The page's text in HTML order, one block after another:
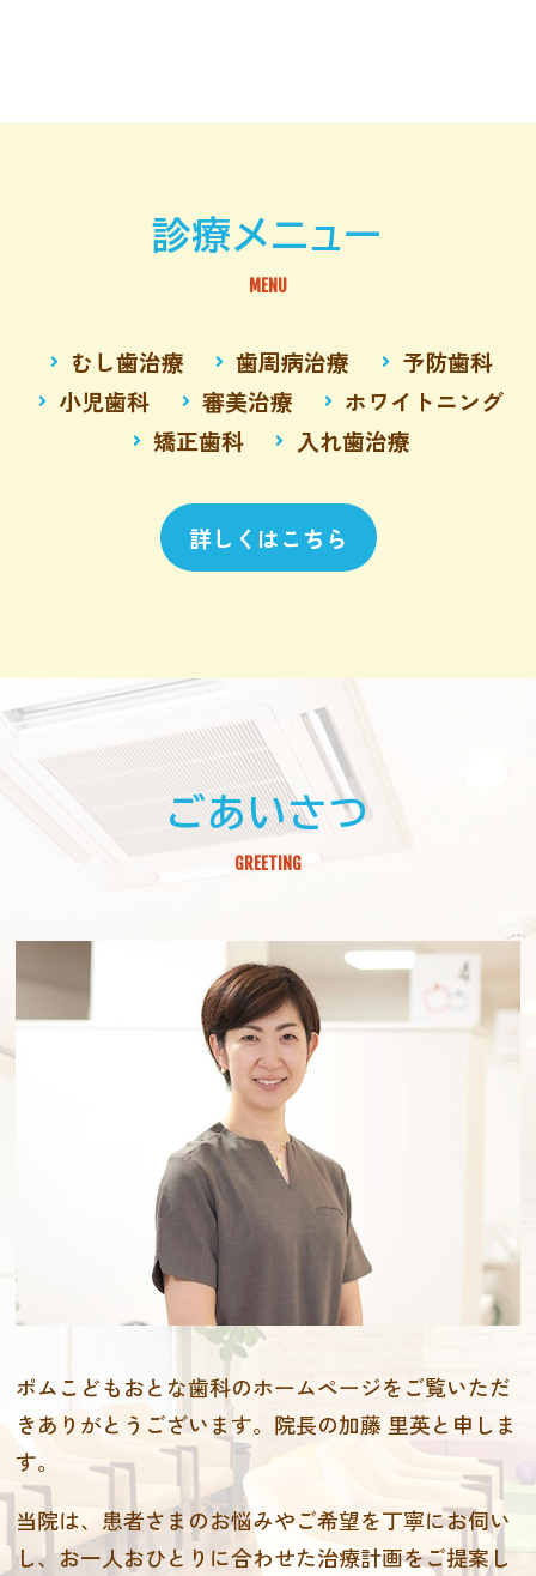
診療メニュー
MENU
むし歯治療 歯周病治療
予防歯科
小児歯科
審美治療
ホワイトニング
矯正歯科
入れ歯治療
詳しくはこちら
ごあいさつ
GREETING
ポムこどもおとな歯科のホームページをご覧いただ
きありがとうございます。院長の加藤 里英と申しま
す。
当院は、患者さまのお悩みやご希望を丁寧にお伺い
し、お一人おひとりに合わせた治療計画をご提案し